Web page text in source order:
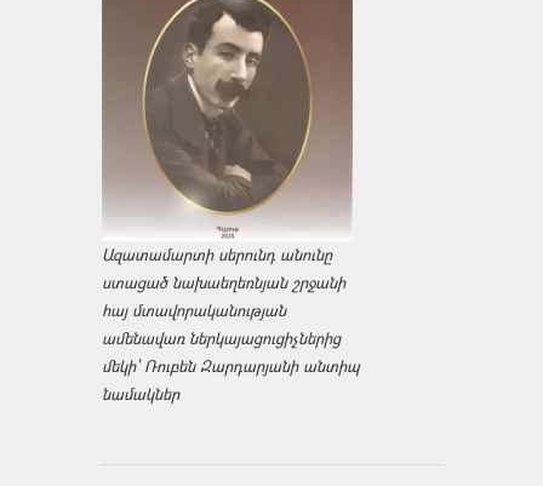
Ազատամարտի սերունդ անունը
ստացած նախաեղեռնյան շրջանի
հայ մտավորականության
ամենավառ ներկայացուցիչներից
մեկի՝ Ռուբեն Զարդարյանի անտիպ
նամակներ